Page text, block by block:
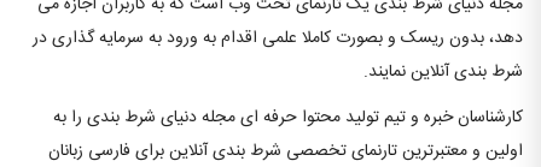
دهد، بدون ریسک و بصورت کاملا علمی اقدام به ورود به سرمایه گذاری در
شرط بندی آنلاین نمایند.
کارشناسان خبره و تیم تولید محتوا حرفه ای مجله دنیای شرط بندی را به
اولین و معتبرترین تارنمای تخصصی شرط بندی آنلاین برای فارسی زبانان